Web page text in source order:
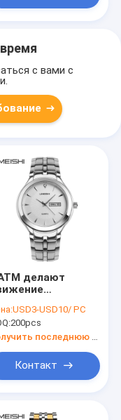
с вами с
делают
вахты
японское
USD3-USD10/ PC
200pcs
Контакт